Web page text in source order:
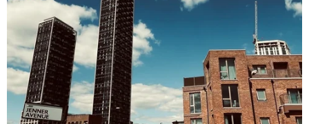
ASEAN Cup 2026: Indonesia tổn thất
lực lượng trước trận quyết đấu tuyển
Việt Nam
03/08/2026 07:21
Làn sóng phản đối lan khắp châu Âu,